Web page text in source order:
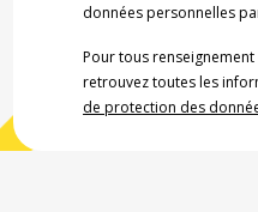
données personnelles
Pour tous
retrouvez toutes les
de protection des